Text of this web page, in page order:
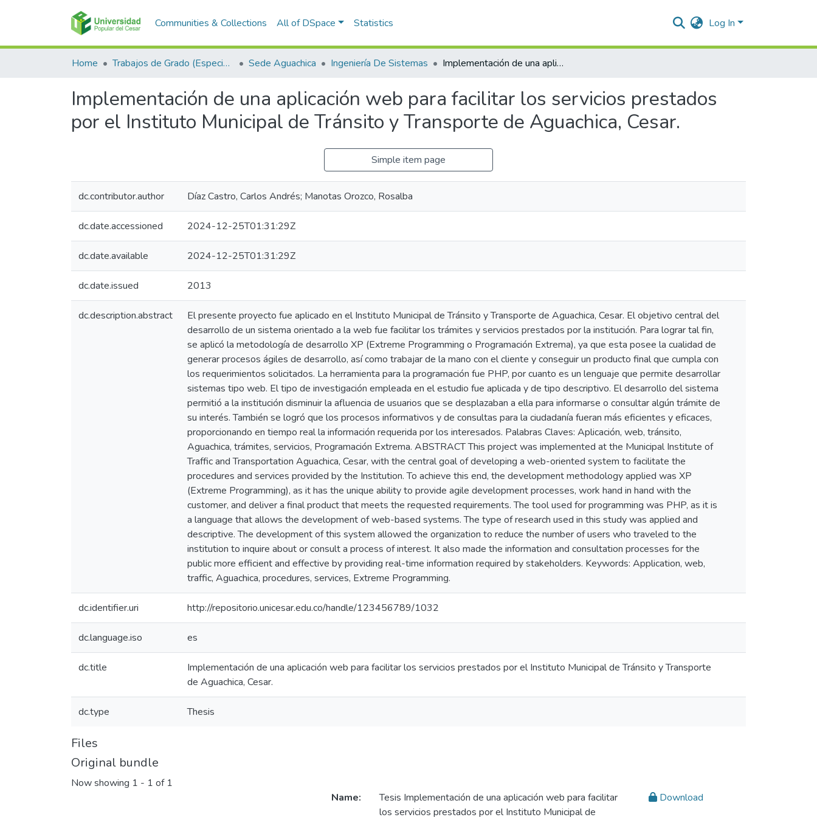
Communities & Collections All of DSpace Statistics Log In
Home Trabajos de Grado (Especializaciones y Pregrados) Sede Aguachica Ingeniería De Sistemas Implementación de una aplicación web para facilitar los servicios prestados por el Instituto Municipal de Tránsito y Transporte de Aguachica, Cesar.
Implementación de una aplicación web para facilitar los servicios prestados
por el Instituto Municipal de Tránsito y Transporte de Aguachica, Cesar.
Simple item page
dc.contributor.author Díaz Castro, Carlos Andrés; Manotas Orozco, Rosalba
dc.date.accessioned 2024-12-25T01:31:29Z
dc.date.available 2024-12-25T01:31:29Z
dc.date.issued 2013
dc.description.abstract
El presente proyecto fue aplicado en el Instituto Municipal de Tránsito y Transporte de Aguachica, Cesar. El objetivo central del
desarrollo de un sistema orientado a la web fue facilitar los trámites y servicios prestados por la institución. Para lograr tal fin,
se aplicó la metodología de desarrollo XP (Extreme Programming o Programación Extrema), ya que esta posee la cualidad de
generar procesos ágiles de desarrollo, así como trabajar de la mano con el cliente y conseguir un producto final que cumpla con
los requerimientos solicitados. La herramienta para la programación fue PHP, por cuanto es un lenguaje que permite desarrollar
sistemas tipo web. El tipo de investigación empleada en el estudio fue aplicada y de tipo descriptivo. El desarrollo del sistema
permitió a la institución disminuir la afluencia de usuarios que se desplazaban a ella para informarse o consultar algún trámite de
su interés. También se logró que los procesos informativos y de consultas para la ciudadanía fueran más eficientes y eficaces,
proporcionando en tiempo real la información requerida por los interesados. Palabras Claves: Aplicación, web, tránsito,
Aguachica, trámites, servicios, Programación Extrema. ABSTRACT This project was implemented at the Municipal Institute of
Traffic and Transportation Aguachica, Cesar, with the central goal of developing a web-oriented system to facilitate the
procedures and services provided by the Institution. To achieve this end, the development methodology applied was XP
(Extreme Programming), as it has the unique ability to provide agile development processes, work hand in hand with the
customer, and deliver a final product that meets the requested requirements. The tool used for programming was PHP, as it is
a language that allows the development of web-based systems. The type of research used in this study was applied and
descriptive. The development of this system allowed the organization to reduce the number of users who traveled to the
institution to inquire about or consult a process of interest. It also made the information and consultation processes for the
public more efficient and effective by providing real-time information required by stakeholders. Keywords: Application, web,
traffic, Aguachica, procedures, services, Extreme Programming.
dc.identifier.uri http://repositorio.unicesar.edu.co/handle/123456789/1032
dc.language.iso es
dc.title
Implementación de una aplicación web para facilitar los servicios prestados por el Instituto Municipal de Tránsito y Transporte
de Aguachica, Cesar.
dc.type Thesis
Files
Original bundle
Now showing 1 - 1 of 1
Name:
Tesis Implementación de una aplicación web para facilitar
los servicios prestados por el Instituto Municipal de
Download